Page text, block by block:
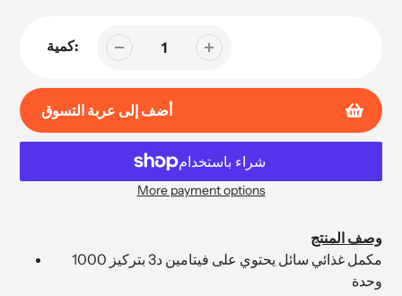
كمية:
أضف إلى عربة التسوق
More payment options
عربة
وصف المنتج
مكمل غذائي سائل يحتوي على فيتامين د3 بتركيز 1000
وحدة